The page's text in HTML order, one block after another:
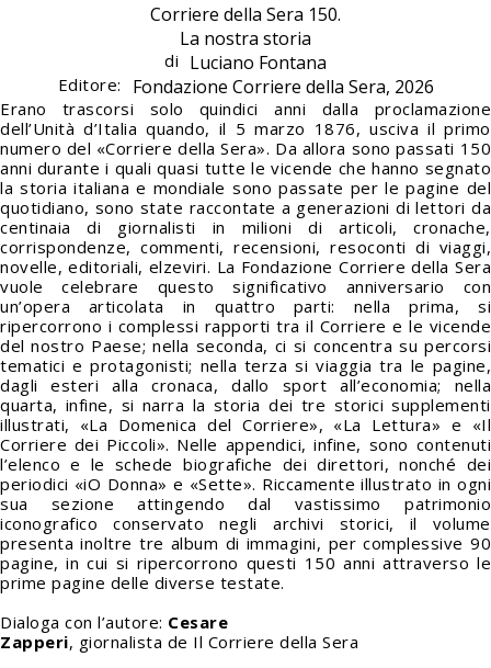
Corriere della Sera 150.
La nostra storia
di Luciano Fontana
Editore: Fondazione Corriere della Sera, 2026
Erano trascorsi solo quindici anni dalla proclamazione
dell’Unità d’Italia quando, il 5 marzo 1876, usciva il primo
numero del «Corriere della Sera». Da allora sono passati 150
anni durante i quali quasi tutte le vicende che hanno segnato
la storia italiana e mondiale sono passate per le pagine del
quotidiano, sono state raccontate a generazioni di lettori da
centinaia di giornalisti in milioni di articoli, cronache,
corrispondenze, commenti, recensioni, resoconti di viaggi,
novelle, editoriali, elzeviri. La Fondazione Corriere della Sera
vuole celebrare questo significativo anniversario con
un’opera articolata in quattro parti: nella prima, si
ripercorrono i complessi rapporti tra il Corriere e le vicende
del nostro Paese; nella seconda, ci si concentra su percorsi
tematici e protagonisti; nella terza si viaggia tra le pagine,
dagli esteri alla cronaca, dallo sport all’economia; nella
quarta, infine, si narra la storia dei tre storici supplementi
illustrati, «La Domenica del Corriere», «La Lettura» e «Il
Corriere dei Piccoli». Nelle appendici, infine, sono contenuti
l’elenco e le schede biografiche dei direttori, nonché dei
periodici «iO Donna» e «Sette». Riccamente illustrato in ogni
sua sezione attingendo dal vastissimo patrimonio
iconografico conservato negli archivi storici, il volume
presenta inoltre tre album di immagini, per complessive 90
pagine, in cui si ripercorrono questi 150 anni attraverso le
prime pagine delle diverse testate.
Dialoga con l’autore: Cesare
Zapperi, giornalista de Il Corriere della Sera